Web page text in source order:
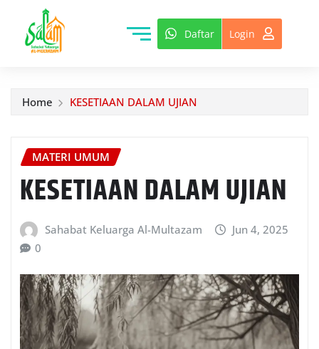
Daftar Login
Home KESETIAAN DALAM UJIAN
MATERI UMUM
KESETIAAN DALAM UJIAN
Sahabat Keluarga Al-Multazam
Jun 4, 2025
0